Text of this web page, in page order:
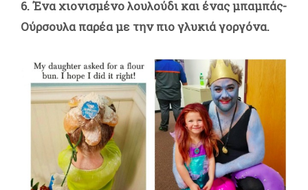
6. Ένα χιονισμένο λουλούδι και ένας μπαμπάς-
Ούρσουλα παρέα με την πιο γλυκιά γοργόνα.